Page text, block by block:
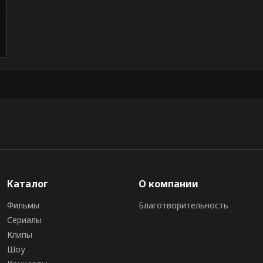
Каталог
Фильмы
Сериалы
Клипы
Шоу
О компании
Благотворительность